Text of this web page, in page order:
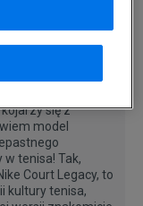
zapisał się
docenianego
różnego
się bowiem
się z
model
tenisa! Tak,
Court Legacy, to
kultury tenisa,